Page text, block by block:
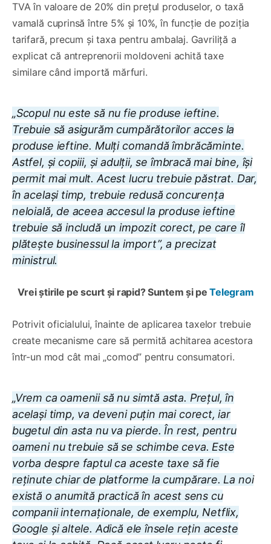
TVA în valoare de 20% din prețul produselor, o taxă
vamală cuprinsă între 5% și 10%, în funcție de poziția
tarifară, precum și taxa pentru ambalaj. Gavriliță a
explicat că antreprenorii moldoveni achită taxe
similare când importă mărfuri.
„Scopul nu este să nu fie produse ieftine.
Trebuie să asigurăm cumpărătorilor acces la
produse ieftine. Mulți comandă îmbrăcăminte.
Astfel, și copiii, și adulții, se îmbracă mai bine, își
permit mai mult. Acest lucru trebuie păstrat. Dar,
în același timp, trebuie redusă concurența
neloială, de aceea accesul la produse ieftine
trebuie să includă un impozit corect, pe care îl
plătește businessul la import”, a precizat
ministrul.
Vrei știrile pe scurt și rapid? Suntem și peTelegram
Potrivit oficialului, înainte de aplicarea taxelor trebuie
create mecanisme care să permită achitarea acestora
într-un mod cât mai „comod” pentru consumatori.
„Vrem ca oamenii să nu simtă asta. Prețul, în
același timp, va deveni puțin mai corect, iar
bugetul din asta nu va pierde. În rest, pentru
oameni nu trebuie să se schimbe ceva. Este
vorba despre faptul ca aceste taxe să fie
reținute chiar de platforme la cumpărare. La noi
există o anumită practică în acest sens cu
companii internaționale, de exemplu, Netflix,
Google și altele. Adică ele însele rețin aceste